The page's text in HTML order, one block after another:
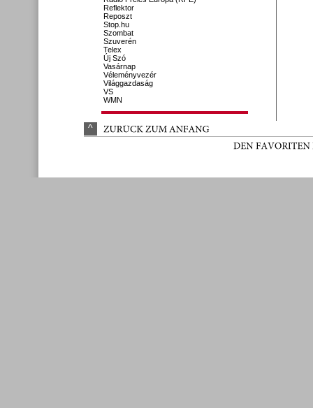
Reflektor
Reposzt
Stop.hu
Szombat
Szuverén
Telex
Új Szó
Vasárnap
Véleményvezér
Világgazdaság
VS
WMN
^ ZURÜCK ZUM ANFANG
DEN FAVORITEN